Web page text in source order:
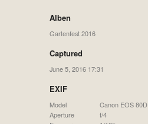
Alben
Gartenfest 2016
Captured
June 5, 2016 17:31
EXIF
Model
Canon EOS 80D
Aperture
f/4